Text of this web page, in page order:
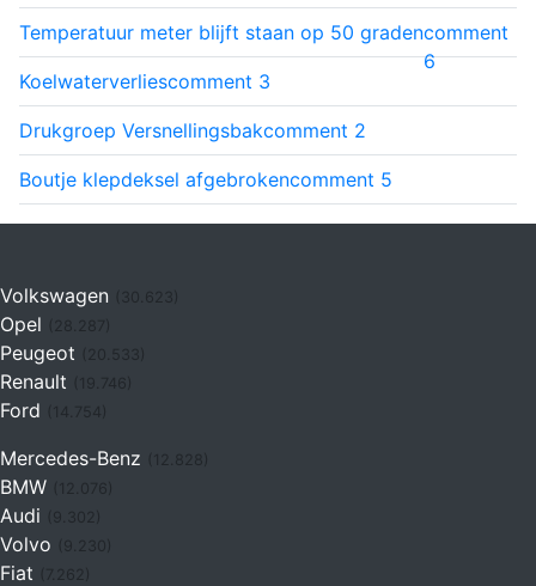
Temperatuur meter blijft staan op 50 gradencomment
6
Koelwaterverliescomment 3
Drukgroep Versnellingsbakcomment 2
Boutje klepdeksel afgebrokencomment 5
Volkswagen (30.623)
Opel
Peugeot
Renault (19.746)
Ford (14.754)
Mercedes-Benz
BMW (12.076)
Audi
Volvo
Fiat (7.262)